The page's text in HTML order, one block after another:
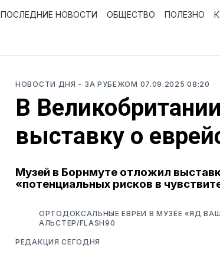
ПОСЛЕДНИЕ НОВОСТИ ОБЩЕСТВО ПОЛЕЗНО
НОВОСТИ ДНЯ - ЗА РУБЕЖОМ 07.09.2025 08:20
В
выставку о
Музей в Борнмуте отложил
«потенциальных рисков в
ОРТОДОКСАЛЬНЫЕ ЕВРЕИ В МУЗЕЕ «ЯД
АЛЬСТЕР/FLASH90
РЕДАКЦИЯ СЕГОДНЯ